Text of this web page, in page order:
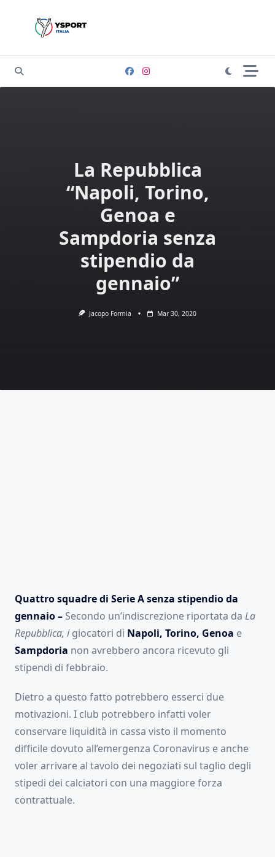
La Repubblica
“Napoli, Torino,
Genoa e
Sampdoria senza
stipendio da
gennaio”
Jacopo Formia Mar 30, 2020
Quattro squadre di Serie A senza stipendio da
gennaio – Secondo un’indiscrezione riportata da La
Repubblica, igiocatori di Napoli, Torino, Genoa e
Sampdoria non avrebbero ancora ricevuto gli
stipendi di febbraio.
Dietro a questo fatto potrebbero esserci due
motivazioni. I club potrebbero infatti voler
conservare liquidità in cassa visto il momento
difficile dovuto all’emergenza Coronavirus e anche
voler arrivare al tavolo dei negoziati sul taglio degli
stipedi dei calciatori con una maggiore forza
contrattuale.